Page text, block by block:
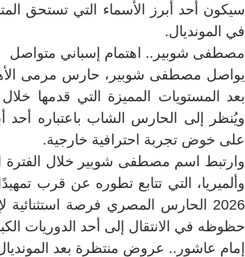
سيكون أحد أبرز الأسماء التي تستحق
في المونديال.
مصطفى شوبير.. اهتمام إسباني متواصل
يواصل مصطفى شوبير، حارس مرمى
بعد المستويات المميزة التي قدمها
ويُنظر إلى الحارس الشاب باعتباره
على خوض تجربة احترافية خارجية.
وارتبط اسم مصطفى شوبير خلال الفترة
وألميريا، التي تتابع تطوره عن قرب
2026 الحارس المصري فرصة استثنائية
حظوظه في الانتقال إلى أحد الدوريات
إمام عاشور.. عروض منتظرة بعد